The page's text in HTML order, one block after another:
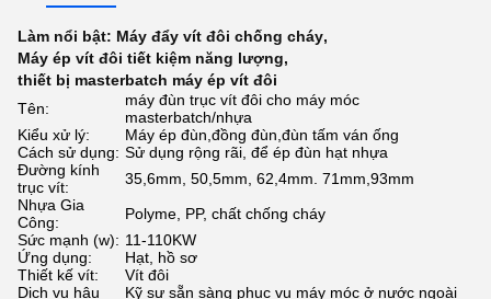
Làm nổi bật: Máy đẩy vít đôi chống cháy,
Máy ép vít đôi tiết kiệm năng lượng,
thiết bị masterbatch máy ép vít đôi
Tên:
máy đùn trục vít đôi cho máy móc
masterbatch/nhựa
Kiểu xử lý:
Máy ép đùn,đồng đùn,đùn tấm ván ống
Cách sử dụng: Sử dụng rộng rãi, để ép đùn hạt nhựa
Đường kính
trục vít:
35,6mm, 50,5mm, 62,4mm. 71mm,93mm
Nhựa Gia
Công:
Polyme, PP, chất chống cháy
Sức mạnh (w): 11-110KW
Ứng dụng:
Hạt, hồ sơ
Thiết kế vít:
Vít đôi
Dịch vụ hậu
Kỹ sư sẵn sàng phục vụ máy móc ở nước ngoài